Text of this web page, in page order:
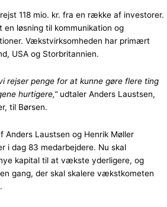
118 mio. kr. fra en række af investorer.
en løsning til kommunikation og
Vækstvirksomheden har primært
USA og Storbritannien.
rejser penge for at kunne gøre flere ting
hurtigere,”udtaler Anders Laustsen,
til Børsen.
Anders Laustsen og Henrik Møller
i dag 83 medarbejdere. Nu skal
kapital til at vækste yderligere, og
gang, der skal skalere vækstkometen